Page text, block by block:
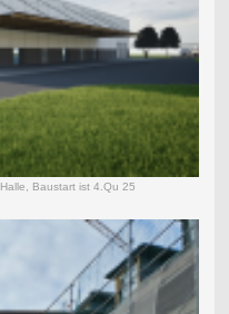
Baustart ist 4.Qu 25